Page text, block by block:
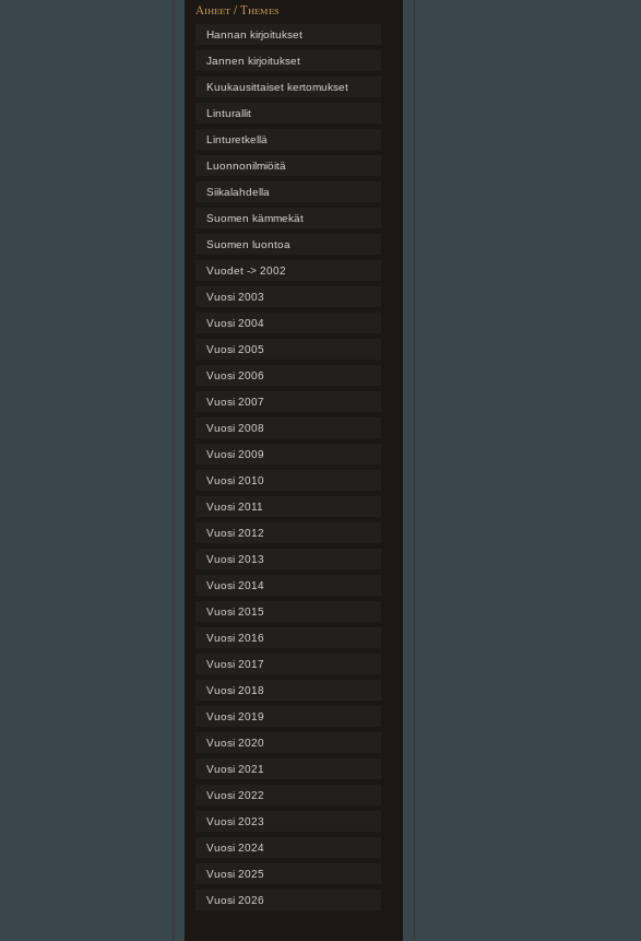
Aiheet / Themes
Hannan kirjoitukset
Jannen kirjoitukset
Kuukausittaiset kertomukset
Linturallit
Linturetkellä
Luonnonilmiöitä
Siikalahdella
Suomen kämmekät
Suomen luontoa
Vuodet -> 2002
Vuosi 2003
Vuosi 2004
Vuosi 2005
Vuosi 2006
Vuosi 2007
Vuosi 2008
Vuosi 2009
Vuosi 2010
Vuosi 2011
Vuosi 2012
Vuosi 2013
Vuosi 2014
Vuosi 2015
Vuosi 2016
Vuosi 2017
Vuosi 2018
Vuosi 2019
Vuosi 2020
Vuosi 2021
Vuosi 2022
Vuosi 2023
Vuosi 2024
Vuosi 2025
Vuosi 2026